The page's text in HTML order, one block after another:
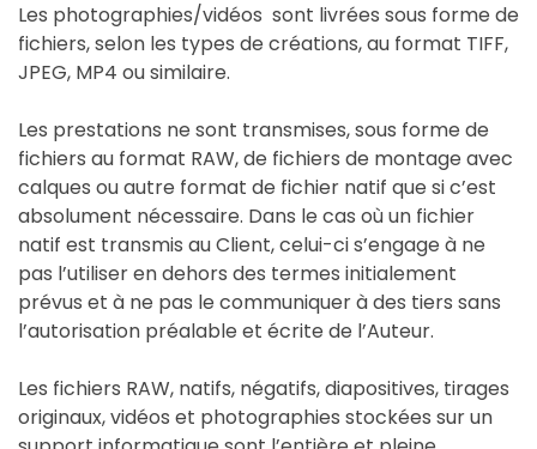
Les photographies/vidéos sont livrées sous forme de
fichiers, selon les types de créations, au format TIFF,
JPEG, MP4 ou similaire.
Les prestations ne sont transmises, sous forme de
fichiers au format RAW, de fichiers de montage avec
calques ou autre format de fichier natif que si c’est
absolument nécessaire. Dans le cas où un fichier
natif est transmis au Client, celui-ci s’engage à ne
pas l’utiliser en dehors des termes initialement
prévus et à ne pas le communiquer à des tiers sans
l’autorisation préalable et écrite de l’Auteur.
Les fichiers RAW, natifs, négatifs, diapositives, tirages
originaux, vidéos et photographies stockées sur un